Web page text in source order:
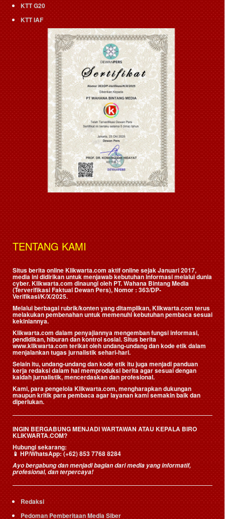
KTT G20
KTT IAF
TENTANG KAMI
Situs berita online Klikwarta.com aktif online sejak Januari 2017,
media ini didirikan untuk menjawab kebutuhan informasi melalui dunia
cyber. Klikwarta.com dinaungi oleh PT. Wahana Bintang Media
(Terverifikasi Faktual Dewan Pers), Nomor : 363/DP-
Verifikasi/K/X/2025.
Melalui berbagai rubrik/konten yang ditampilkan, Klikwarta.com terus
melakukan pembenahan untuk memenuhi kebutuhan pembaca sesuai
kekiniannya.
Klikwarta.com dalam penyajiannya mengemban fungsi informasi,
pendidikan, hiburan dan kontrol sosial. Situs berita
www.klikwarta.com terikat oleh undang-undang dan kode etik dalam
menjalankan tugas jurnalistik sehari-hari.
Selain itu, undang-undang dan kode etik itu juga menjadi panduan
kerja redaksi dalam hal memproduksi berita agar sesuai dengan
kaidah jurnalistik, mencerdaskan dan profesional.
Kami, para pengelola Klikwarta.com, mengharapkan dukungan
maupun kritik para pembaca agar layanan kami semakin baik dan
diperlukan.
INGIN BERGABUNG MENJADI WARTAWAN ATAU KEPALA BIRO
KLIKWARTA.COM?
Hubungi sekarang:
📱HP/WhatsApp:(+62) 853 7768 8284
Ayo bergabung dan menjadi bagian dari media yang informatif,
profesional, dan terpercaya!
Redaksi
Pedoman Pemberitaan Media Siber